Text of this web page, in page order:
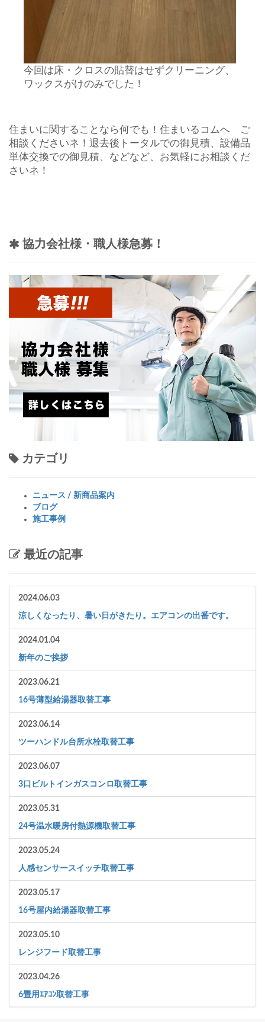
今回は床・クロスの貼替はせずクリーニング、
ワックスがけのみでした！
住まいに関することなら何でも！住まいるコムへ ご
相談くださいネ！退去後トータルでの御見積、設備品
単体交換での御見積、などなど、お気軽にお相談くだ
さいネ！
協力会社様・職人様急募！
カテゴリ
ニュース / 新商品案内
ブログ
施工事例
最近の記事
2024.06.03
涼しくなったり、暑い日がきたり。エアコンの出番です。
2024.01.04
新年のご挨拶
2023.06.21
16号薄型給湯器取替工事
2023.06.14
ツーハンドル台所水栓取替工事
2023.06.07
3口ビルトインガスコンロ取替工事
2023.05.31
24号温水暖房付熱源機取替工事
2023.05.24
人感センサースイッチ取替工事
2023.05.17
16号屋内給湯器取替工事
2023.05.10
レンジフード取替工事
2023.04.26
6畳用ｴｱｺﾝ取替工事